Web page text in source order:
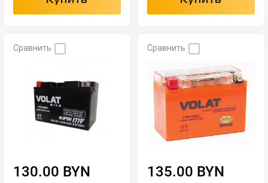
Сравнить
130.00 BYN
Сравнить
135.00 BYN